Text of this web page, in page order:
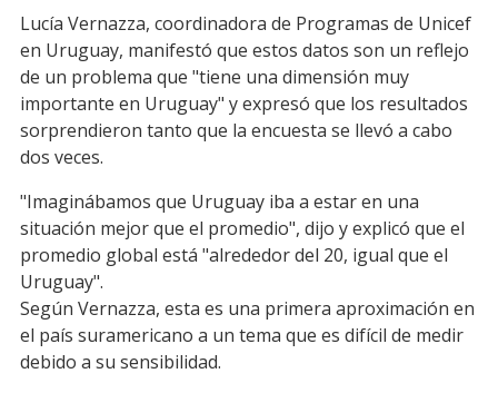
Lucía Vernazza, coordinadora de Programas de Unicef
en Uruguay, manifestó que estos datos son un reflejo
de un problema que "tiene una dimensión muy
importante en Uruguay" y expresó que los resultados
sorprendieron tanto que la encuesta se llevó a cabo
dos veces.
"Imaginábamos que Uruguay iba a estar en una
situación mejor que el promedio", dijo y explicó que el
promedio global está "alrededor del 20, igual que el
Uruguay".
Según Vernazza, esta es una primera aproximación en
el país suramericano a un tema que es difícil de medir
debido a su sensibilidad.